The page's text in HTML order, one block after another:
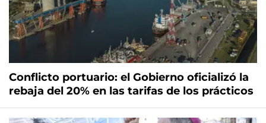
Conflicto portuario: el Gobierno oficializó la
rebaja del 20% en las tarifas de los prácticos